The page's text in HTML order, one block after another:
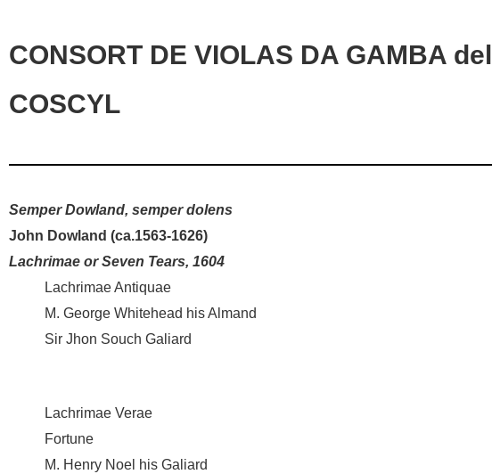
CONSORT DE VIOLAS DA GAMBA del
COSCYL
Semper Dowland, semper dolens
John Dowland (ca.1563-1626)
Lachrimae or Seven Tears, 1604
Lachrimae Antiquae
M. George Whitehead his Almand
Sir Jhon Souch Galiard
Lachrimae Verae
Fortune
M. Henry Noel his Galiard